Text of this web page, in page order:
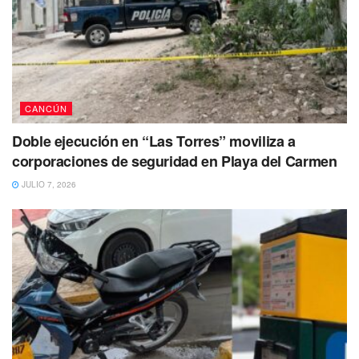
CANCÚN
Doble ejecución en “Las Torres” moviliza a
corporaciones de seguridad en Playa del Carmen
JULIO 7, 2026